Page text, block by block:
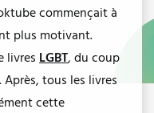
commençait à
plus motivant.
livres LGBT, du coup
Après, tous les livres
cette